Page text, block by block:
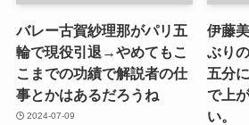
バレー古賀紗理那がパリ五
輪で現役引退→やめてもこ
こまでの功績で解説者の仕
事とかはあるだろうね
2024-07-09
伊藤
ぶり
五分
で上
い。